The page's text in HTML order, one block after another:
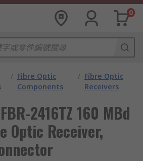
0
/ Fibre Optic
Components
/ Fibre Optic
Receivers
2416TZ 160 MBd
Optic Receiver,